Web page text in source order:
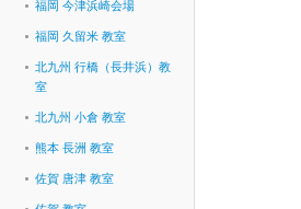
福岡 今津浜崎会場
福岡 久留米 教室
北九州 行橋（長井浜）教
室
北九州 小倉 教室
熊本 長洲 教室
佐賀 唐津 教室